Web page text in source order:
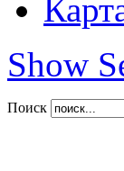
Show
Поиск